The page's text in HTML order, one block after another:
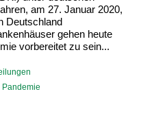
am 27. Januar 2020,
Deutschland
gehen heute
vorbereitet zu sein...
Pandemie